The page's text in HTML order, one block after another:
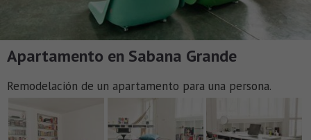
Apartamento en Sabana Grande
Remodelación de un apartamento para una persona.